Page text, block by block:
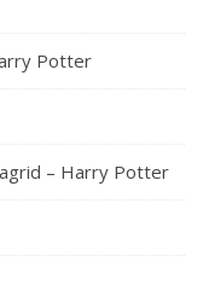
Potter
– Harry Potter